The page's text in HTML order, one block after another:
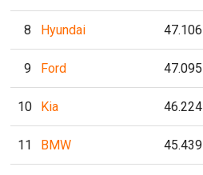
8 Hyundai 47.106
9 Ford 47.095
10 Kia 46.224
11 BMW 45.439